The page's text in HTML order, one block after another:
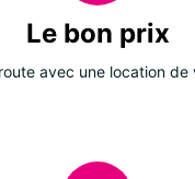
Le bon prix
avec une location